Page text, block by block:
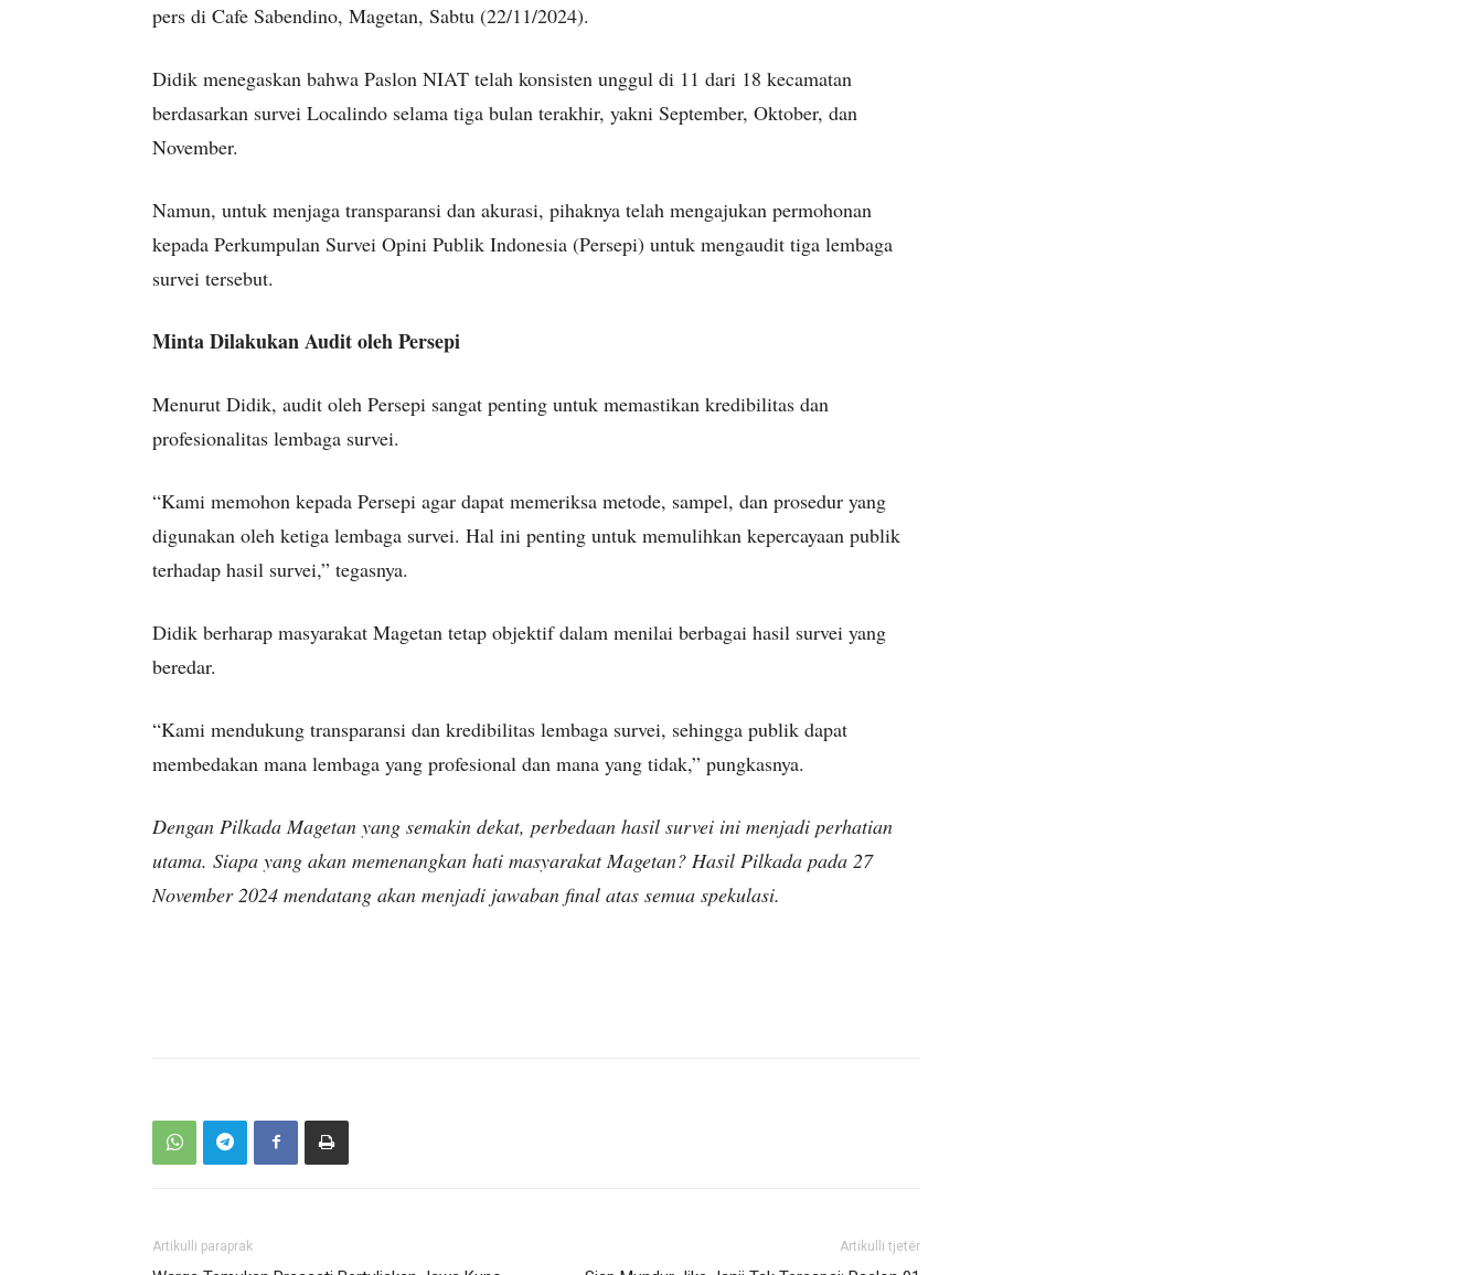
pers di Cafe Sabendino, Magetan, Sabtu (22/11/2024).
Didik menegaskan bahwa Paslon NIAT telah konsisten unggul di 11 dari 18 kecamatan
berdasarkan survei Localindo selama tiga bulan terakhir, yakni September, Oktober, dan
November.
Namun, untuk menjaga transparansi dan akurasi, pihaknya telah mengajukan permohonan
kepada Perkumpulan Survei Opini Publik Indonesia (Persepi) untuk mengaudit tiga lembaga
survei tersebut.
Minta Dilakukan Audit oleh Persepi
Menurut Didik, audit oleh Persepi sangat penting untuk memastikan kredibilitas dan
profesionalitas lembaga survei.
“Kami memohon kepada Persepi agar dapat memeriksa metode, sampel, dan prosedur yang
digunakan oleh ketiga lembaga survei. Hal ini penting untuk memulihkan kepercayaan publik
terhadap hasil survei,” tegasnya.
Didik berharap masyarakat Magetan tetap objektif dalam menilai berbagai hasil survei yang
beredar.
“Kami mendukung transparansi dan kredibilitas lembaga survei, sehingga publik dapat
membedakan mana lembaga yang profesional dan mana yang tidak,” pungkasnya.
Dengan Pilkada Magetan yang semakin dekat, perbedaan hasil survei ini menjadi perhatian
utama. Siapa yang akan memenangkan hati masyarakat Magetan? Hasil Pilkada pada 27
November 2024 mendatang akan menjadi jawaban final atas semua spekulasi.
Artikulli paraprak Artikulli tjetër